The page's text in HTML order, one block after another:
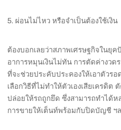
5. ผ่อนไม่ไหว หรือจำเป็นต้องใช้เงิน
ต้องบอกเลยว่าสภาพเศรษฐกิจในยุ
อาการหมุนเงินไม่ทัน การตัดค่างวด
ที่จะช่วยประคับประคองให้เอาตัวร
เลือกวิธีที่ไม่ทำให้ตัวเองเสียเครดิ
ปล่อยให้รถถูกยึด ซึ่งสามารถทำได้ห
การขายให้เต็นท์พร้อมกับปิดบัญชี ฯ